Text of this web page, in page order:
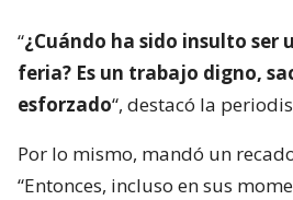
“¿Cuándo ha sido insulto ser
feria? Es un trabajo digno,
esforzado“, destacó la
Por lo mismo, mandó un
“Entonces, incluso en sus